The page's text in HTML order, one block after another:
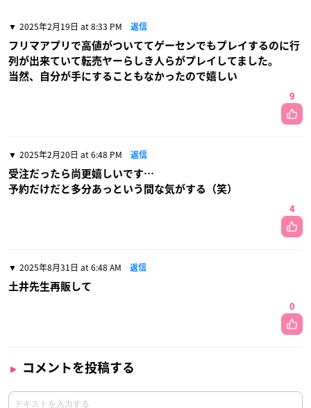
2025年2月19日 at 8:33 PM 返信
フリマアプリで高値がついててゲーセンでもプレイするのに行
列が出来ていて転売ヤーらしき人らがプレイしてました。
当然、自分が手にすることもなかったので嬉しい
9
2025年2月20日 at 6:48 PM 返信
受注だったら尚更嬉しいです…
予約だけだと多分あっという間な気がする（笑）
4
2025年8月31日 at 6:48 AM 返信
土井先生再販して
0
コメントを投稿する